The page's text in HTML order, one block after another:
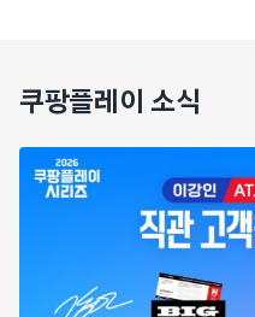
쿠팡플레이 소식